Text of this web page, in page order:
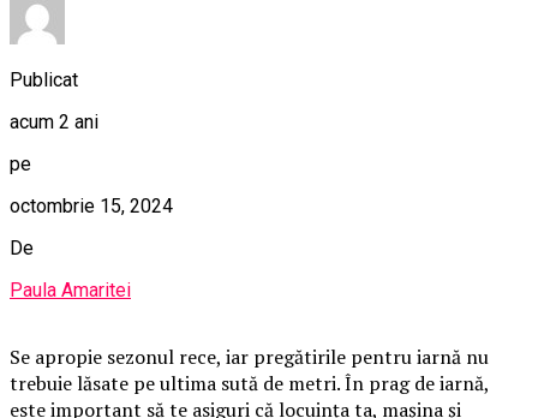
Publicat
acum 2 ani
pe
octombrie 15, 2024
De
Paula Amaritei
Se apropie sezonul rece, iar pregătirile pentru iarnă nu
trebuie lăsate pe ultima sută de metri. În prag de iarnă,
este important să te asiguri că locuința ta, mașina și